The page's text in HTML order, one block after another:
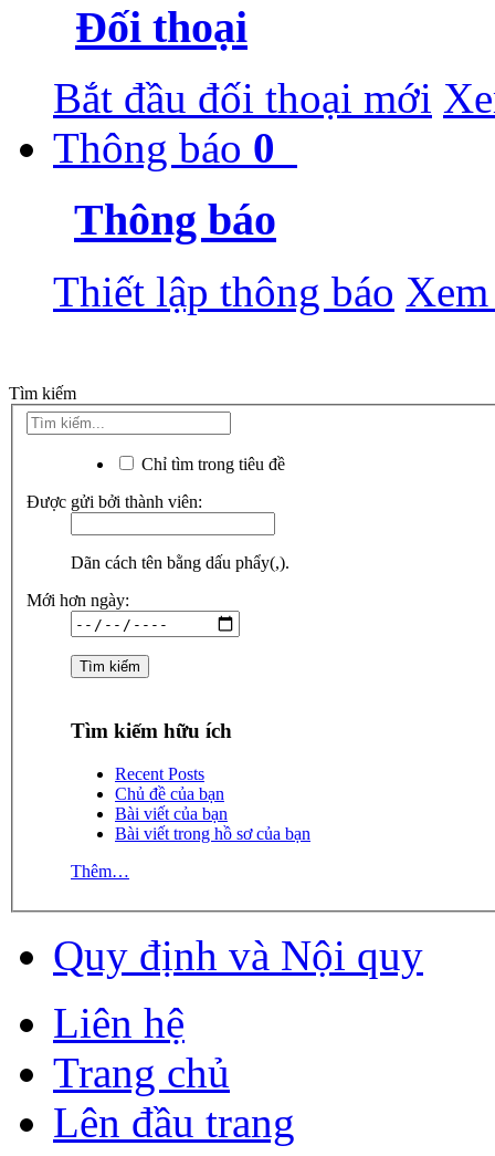
Đối thoại
Bắt đầu đối thoại mới
Thông báo 0
Thông báo
Thiết lập thông báo
Tìm kiếm
Chỉ tìm trong tiêu đề
Được gửi bởi thành viên:
Dãn cách tên bằng dấu phẩy(,).
Mới hơn ngày:
Tìm kiếm hữu ích
Recent Posts
Chủ đề của bạn
Bài viết của bạn
Bài viết trong hồ sơ của bạn
Thêm…
Quy định và Nội quy
Liên hệ
Trang chủ
Lên đầu trang